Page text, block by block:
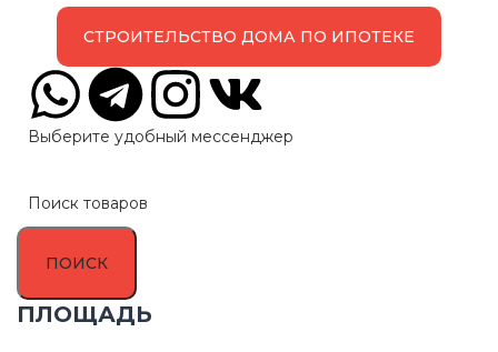
СТРОИТЕЛЬСТВО ДОМА ПО ИПОТЕКЕ
Выберите удобный мессенджер
ПОИСК
ПЛОЩАДЬ